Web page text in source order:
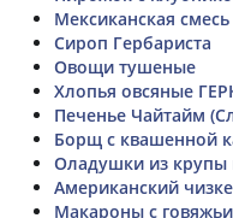
Мексиканская
Сироп Гербариста
Овощи тушеные
Хлопья овсяные
Печенье Чайтайм
Борщ с квашенной
Оладушки из крупы
Американский
Макароны с